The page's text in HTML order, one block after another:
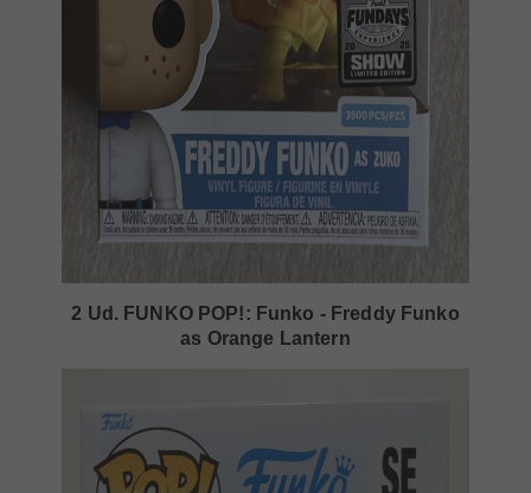
2 Ud. FUNKO POP!: Funko - Freddy Funko
as Orange Lantern